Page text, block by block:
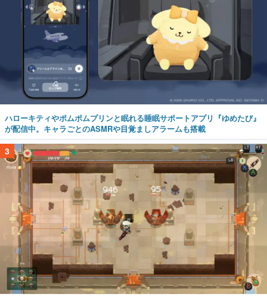
ハローキティやポムポムプリンと眠れる睡眠サポートアプリ『ゆめたび』
が配信中。キャラごとのASMRや目覚ましアラームも搭載
3